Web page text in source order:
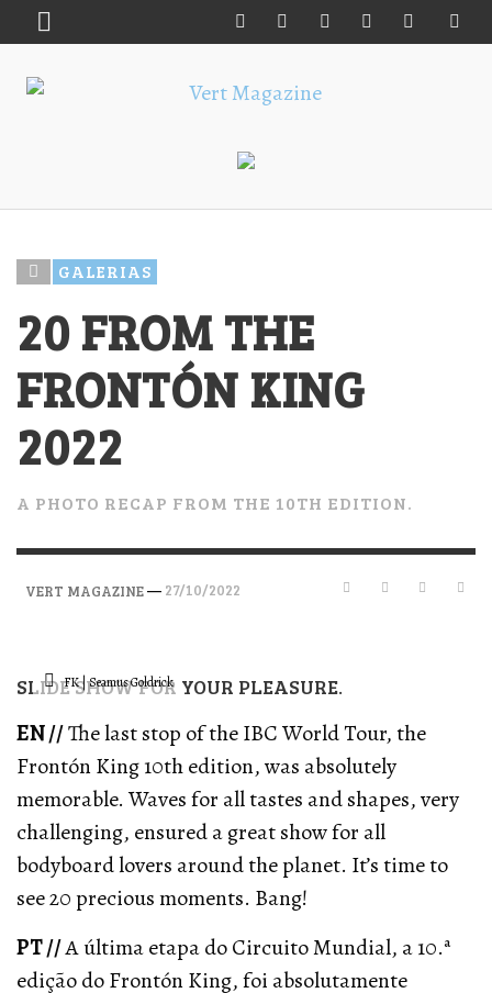
GALERIAS
20 FROM THE
FRONTÓN KING
2022
A PHOTO RECAP FROM THE 10TH EDITION.
VERT MAGAZINE— 27/10/2022
FK | Seamus Goldrick
SLIDE SHOW FOR YOUR PLEASURE.
EN //The last stop of the IBC World Tour, the
Frontón King 10th edition, was absolutely
memorable. Waves for all tastes and shapes, very
challenging, ensured a great show for all
bodyboard lovers around the planet. It’s time to
see 20 precious moments. Bang!
PT //A última etapa do Circuito Mundial, a 10.ª
edição do Frontón King, foi absolutamente